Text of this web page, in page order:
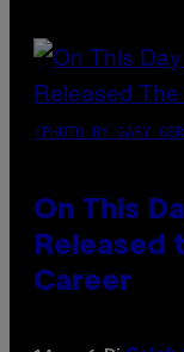
(PHOTO BY GARY
On This
Released
Career